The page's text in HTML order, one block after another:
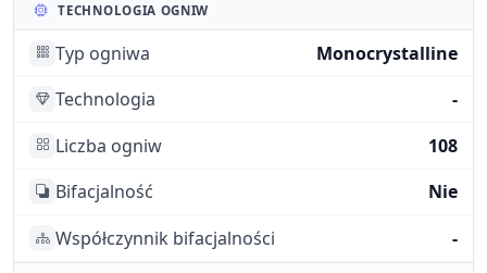
TECHNOLOGIA OGNIW
Typ ogniwa
Monocrystalline
Technologia
-
Liczba ogniw
108
Bifacjalność
Nie
Współczynnik bifacjalności
-